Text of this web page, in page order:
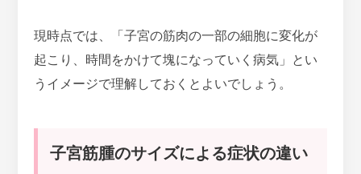
現時点では、「子宮の筋肉の一部の細胞に変化が
起こり、時間をかけて塊になっていく病気」とい
うイメージで理解しておくとよいでしょう。
子宮筋腫のサイズによる症状の違い